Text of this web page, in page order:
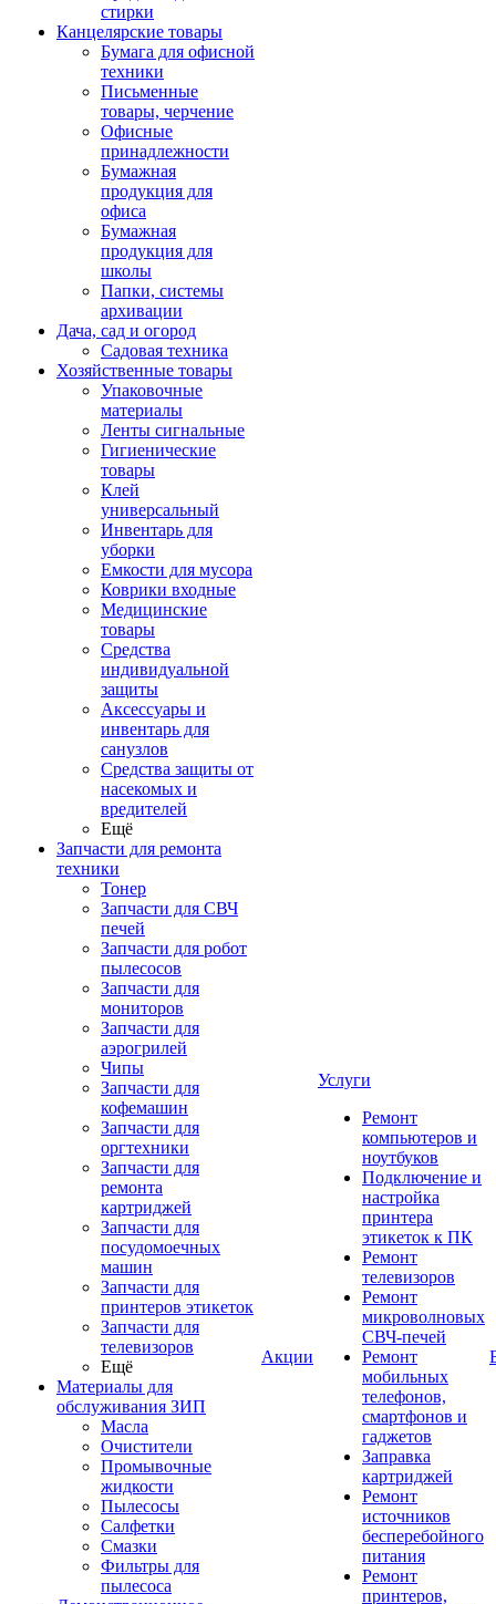
стирки
Канцелярские товары
Бумага для офисной
техники
Письменные
товары, черчение
Офисные
принадлежности
Бумажная
продукция для
офиса
Бумажная
продукция для
школы
Папки, системы
архивации
Дача, сад и огород
Садовая техника
Хозяйственные товары
Упаковочные
материалы
Ленты сигнальные
Гигиенические
товары
Клей
универсальный
Инвентарь для
уборки
Емкости для мусора
Коврики входные
Медицинские
товары
Средства
индивидуальной
защиты
Аксессуары и
инвентарь для
санузлов
Средства защиты от
насекомых и
вредителей
Ещё
Запчасти для ремонта
техники
Тонер
Запчасти для СВЧ
печей
Запчасти для робот
пылесосов
Запчасти для
мониторов
Запчасти для
аэрогрилей
Чипы
Запчасти для
кофемашин
Запчасти для
оргтехники
Запчасти для
ремонта
картриджей
Запчасти для
посудомоечных
машин
Запчасти для
принтеров этикеток
Запчасти для
телевизоров
Ещё
Материалы для
обслуживания ЗИП
Масла
Очистители
Промывочные
жидкости
Пылесосы
Салфетки
Смазки
Фильтры для
пылесоса
Акции
Услуги
Ремонт
компьютеров и
ноутбуков
Подключение и
настройка
принтера
этикеток к ПК
Ремонт
телевизоров
Ремонт
микроволновых
СВЧ-печей
Ремонт
мобильных
телефонов,
смартфонов и
гаджетов
Заправка
картриджей
Ремонт
источников
бесперебойного
питания
Ремонт
принтеров,